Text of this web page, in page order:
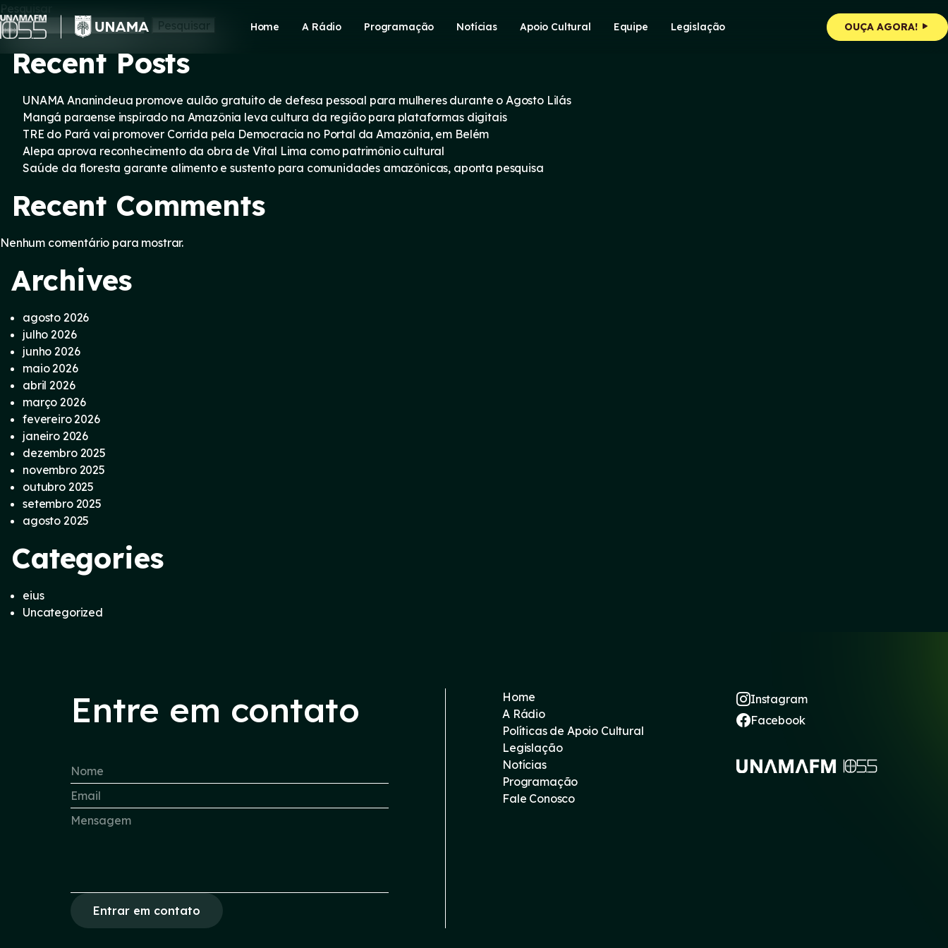
Skip
to
content
Home A Rádio Programação Notícias Apoio Cultural Equipe Legislação OUÇA AGORA!
Pesquisar
Pesquisar
Recent Posts
UNAMA Ananindeua promove aulão gratuito de defesa pessoal para mulheres durante o Agosto Lilás
Mangá paraense inspirado na Amazônia leva cultura da região para plataformas digitais
TRE do Pará vai promover Corrida pela Democracia no Portal da Amazônia, em Belém
Alepa aprova reconhecimento da obra de Vital Lima como patrimônio cultural
Saúde da floresta garante alimento e sustento para comunidades amazônicas, aponta pesquisa
Recent Comments
Nenhum comentário para mostrar.
Archives
agosto 2026
julho 2026
junho 2026
maio 2026
abril 2026
março 2026
fevereiro 2026
janeiro 2026
dezembro 2025
novembro 2025
outubro 2025
setembro 2025
agosto 2025
Categories
eius
Uncategorized
Entre em contato
Entrar em contato
Home
A Rádio
Políticas de Apoio Cultural
Legislação
Notícias
Programação
Fale Conosco
Instagram
Facebook